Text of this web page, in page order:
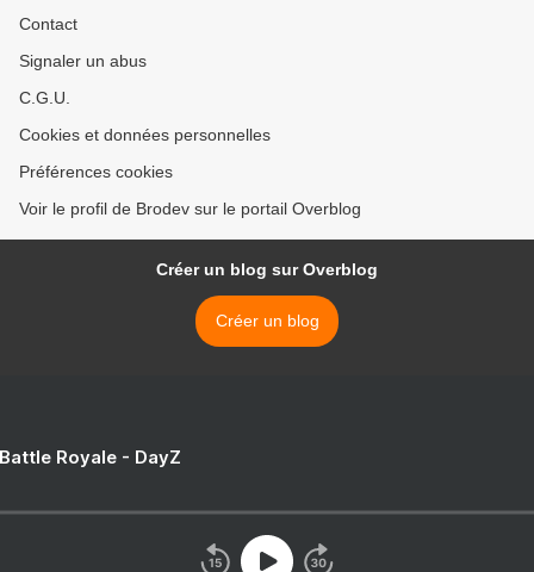
Contact
Signaler un abus
C.G.U.
Cookies et données personnelles
Préférences cookies
Voir le profil de Brodev sur le portail Overblog
Créer un blog sur Overblog
Créer un blog
Royale - DayZ